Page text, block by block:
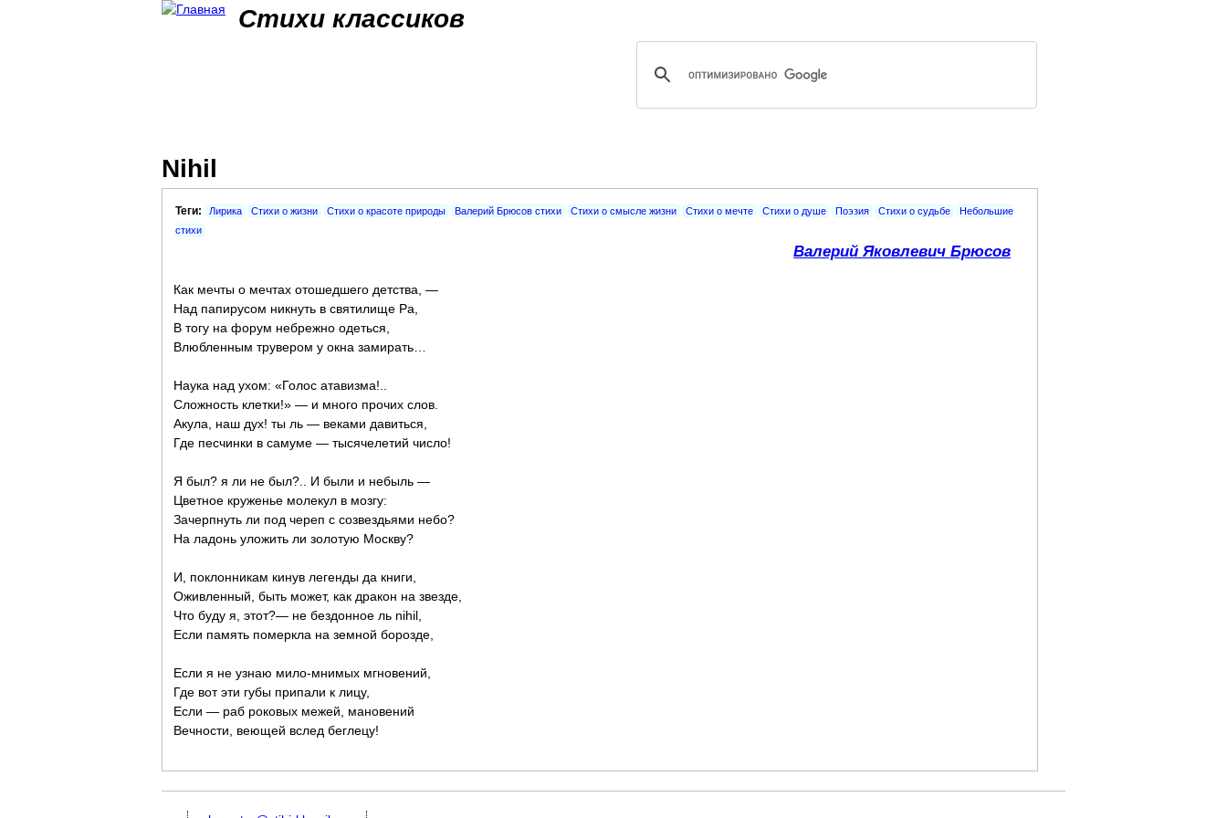
Стихи классиков
Nihil
Теги: Лирика Стихи о жизни Стихи о красоте природы Валерий Брюсов стихи Стихи о смысле жизни Стихи о мечте Стихи о душе Поэзия Стихи о судьбе
Небольшие
стихи
Валерий Яковлевич Брюсов
Как мечты о мечтах отошедшего детства, —
Над папирусом никнуть в святилище Ра,
В тогу на форум небрежно одеться,
Влюбленным трувером у окна замирать…
Наука над ухом: «Голос атавизма!..
Сложность клетки!» — и много прочих слов.
Акула, наш дух! ты ль — веками давиться,
Где песчинки в самуме — тысячелетий число!
Я был? я ли не был?.. И были и небыль —
Цветное круженье молекул в мозгу:
Зачерпнуть ли под череп с созвездьями небо?
На ладонь уложить ли золотую Москву?
И, поклонникам кинув легенды да книги,
Оживленный, быть может, как дракон на звезде,
Что буду я, этот?— не бездонное ль nihil,
Если память померкла на земной борозде,
Если я не узнаю мило-мнимых мгновений,
Где вот эти губы припали к лицу,
Если — раб роковых межей, мановений
Вечности, веющей вслед беглецу!